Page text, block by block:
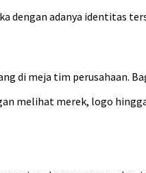
dengan adanya identitas
di meja tim perusahaan.
melihat merek, logo